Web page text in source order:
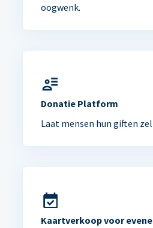
oogwenk.
Donatie Platform
Laat mensen hun giften
Kaartverkoop voor